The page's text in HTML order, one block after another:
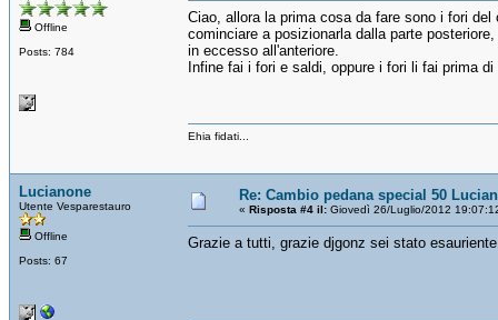
Offline
Posts: 784
Ciao, allora la prima cosa da fare sono i fori
cominciare a posizionarla dalla parte
in eccesso all'anteriore.
Infine fai i fori e saldi, oppure i fori li fai prima di
Ehia fidati...
Lucianone
Utente Vesparestauro
Offline
Posts: 67
Re: Cambio pedana special 50
« Risposta #4 il: Giovedì 26/Luglio/2012
Grazie a tutti, grazie djgonz sei stato